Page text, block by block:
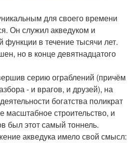
для своего времени
Он служил акведуком и
функции в течение тысячи лет.
но в конце девятнадцатого
серию ограблений (причём
- и врагов, и друзей), на
богатства поликрат
масштабное строительство, и
был этот самый тоннель.
акведука имело свой смысл: